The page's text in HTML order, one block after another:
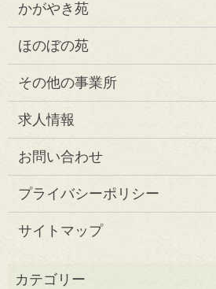
かがやき苑
ほのぼの苑
その他の事業所
求人情報
お問い合わせ
プライバシーポリシー
サイトマップ